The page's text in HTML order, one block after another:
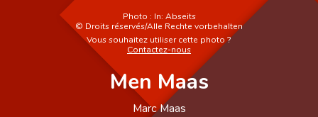
Foire aux questions
Équipe scientifique
Photo : In: Abseits
© Droits réservés/Alle Rechte vorbehalten
Vous souhaitez utiliser cette photo ?
Contactez-nous
Men Maas
Marc Maas